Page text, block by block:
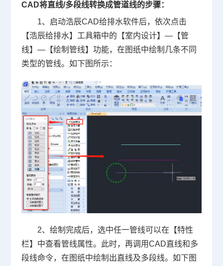
CAD将直线/多段线转换成管道线的步骤：
1、启动浩辰CAD给排水软件后，依次点击
【浩辰给排水】工具箱中的【室内设计】—【管
线】—【绘制管线】功能，在图纸中绘制几条不同
类型的管线。如下图所示：
2、绘制完成后，选中任一管线可以在【特性
栏】中查看管线属性。此时，再调用CAD直线和多
段线命令，在图纸中绘制出直线及多段线。如下图